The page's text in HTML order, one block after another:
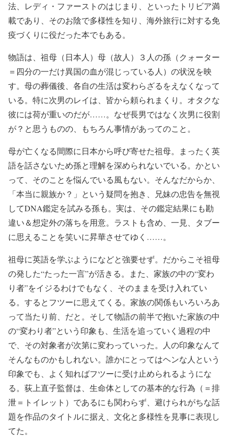
法、レディ・ファーストのはじまり、といったトリビア満
載であり、そのお陰で多様性を知り、海外旅行に対する免
疫づくりに役だった本でもある。
物語は、祖母（日本人）母（故人）３人の孫（クォーター
＝四分の一だけ異国の血が混じっている人）の状況を映
す。母の葬儀後、各自の生活は変わらざるをえなくなって
いる。特に次男のレイは、皆から頼られまくり。オタクな
彼には荷が重いのだが……。なぜ長男ではなく次男に役割
が？と思うものの、もちろん事情があってのこと。
母が亡くなる間際に日本から呼び寄せた祖母。まったく英
語を話さないため孫と理解を深められないでいる。かとい
って、そのことを悩んでいる風もない。そんなだからか、
「本当に親族か？」という疑問を抱き、兄妹の忠告を無視
してDNA鑑定を試みる孫も。実は、その鑑定結果にも勘
違い＆想定外の落ちを用意。ラストも含め、一見、タブー
に思えることを笑いに昇華させてゆく……。
祖母に英語を学ぶようになどと強要せず。だからこそ祖母
の発した“たった一言”が活きる。また、家族の中の“変わ
り者”をイジるわけでもなく、そのままを受け入れてい
る。するとフツーに思えてくる。家族の関係もいろいろあ
って当たり前、だと。そして物語の前半で抱いた家族の中
の“変わり者”という印象も、生活を追っていく過程の中
で、その対象者が次第に変わっていった。人の印象なんて
そんなものかもしれない。誰かにとってはヘンな人という
印象でも、よく知ればフツーに受け止められるようにな
る。荻上直子監督は、生命体としての基本的な行為（＝排
泄＝トイレット）であるにも関わらず、避けられがちな話
題を作品のタイトルに据え、文化と多様性を見事に表現し
てた。